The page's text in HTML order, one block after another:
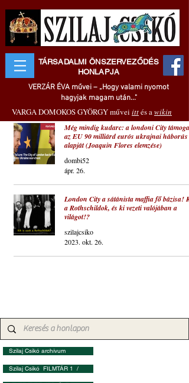
TÁRSADALMI ÖNSZERVEZŐDÉS
HONLAPJA
VERZÁR ÉVA művei – „Hogy valami nyomot
hagyjak magam után..."
VARGA DOMOKOS GYÖRGY művei ittés awikin
Még mindig kudarc: a londoni City
az EU 90 milliárd eurós ukrajnai háborús
alapját (Joaquin Flores elemzése)
dombi52
ápr. 26.
London City a sátánista maffia fő bázisa!
a Rothschildok, és ki vezeti valójában a
világot!?
szilajcsiko
2023. okt. 26.
Szilaj Csikó archívum
Szilaj Csikó FILMTÁR 1 /